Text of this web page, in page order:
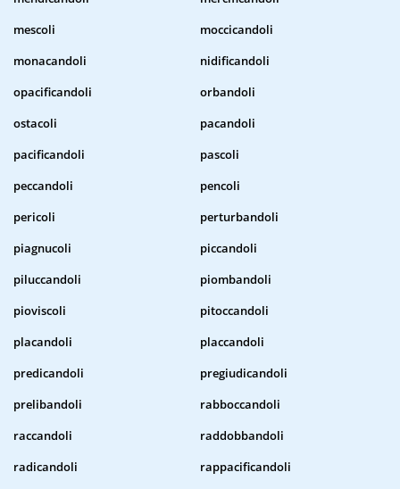
mescoli
moccicandoli
monacandoli
nidificandoli
opacificandoli
orbandoli
ostacoli
pacandoli
pacificandoli
pascoli
peccandoli
pencoli
pericoli
perturbandoli
piagnucoli
piccandoli
piluccandoli
piombandoli
pioviscoli
pitoccandoli
placandoli
placcandoli
predicandoli
pregiudicandoli
prelibandoli
rabboccandoli
raccandoli
raddobbandoli
radicandoli
rappacificandoli